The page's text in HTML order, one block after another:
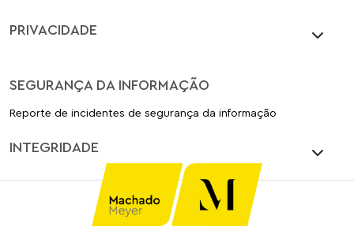
PRIVACIDADE
SEGURANÇA DA INFORMAÇÃO
Reporte de incidentes de segurança da informação
INTEGRIDADE